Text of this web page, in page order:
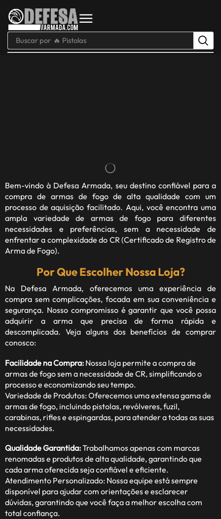
Buscar por 🔥 Pistolas
Bem-vindo à Defesa Armada, seu destino confiável para a
compra de armas de fogo de alta qualidade com um
processo de aquisição facilitado. Aqui, você encontra uma
ampla variedade de armas de fogo para diferentes
necessidades e preferências, sem a necessidade de
enfrentar a complexidade do CR (Certificado de Registro de
Arma de Fogo).
Por Que Escolher Nossa Loja?
Na Defesa Armada, oferecemos uma experiência de
compra sem complicações, focada em sua conveniência e
segurança. Nosso compromisso é garantir que você possa
adquirir a arma que precisa de forma rápida e
descomplicada. Veja alguns dos benefícios de comprar
conosco:
Facilidade na Compra: Nossa loja permite a compra de
armas de fogo sem a necessidade de CR, simplificando o
processo e economizando seu tempo.
Variedade de Produtos: Oferecemos uma extensa gama de
armas de fogo, incluindo pistolas, revólveres, fuzil,
carabinas, rifles e espingardas, para atender a todas as suas
necessidades.
Qualidade Garantida:Trabalhamos apenas com marcas
renomadas e produtos de alta qualidade, garantindo que
cada arma oferecida seja confiável e eficiente.
Atendimento Personalizado: Nossa equipe está sempre
disponível para ajudar com orientações e esclarecer
dúvidas, garantindo que você faça a melhor escolha com
total confiança.